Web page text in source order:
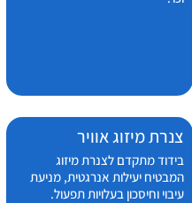
צנרת מיזוג אוויר
בידוד מתקדם לצנרת מיזוג
המבטיח יעילות אנרגטית, מניעת
עיבוי וחיסכון בעלויות תפעול.